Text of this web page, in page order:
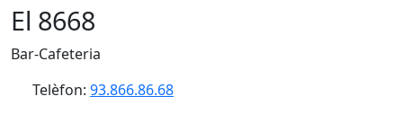
El 8668
Bar-Cafeteria
Telèfon: 93.866.86.68